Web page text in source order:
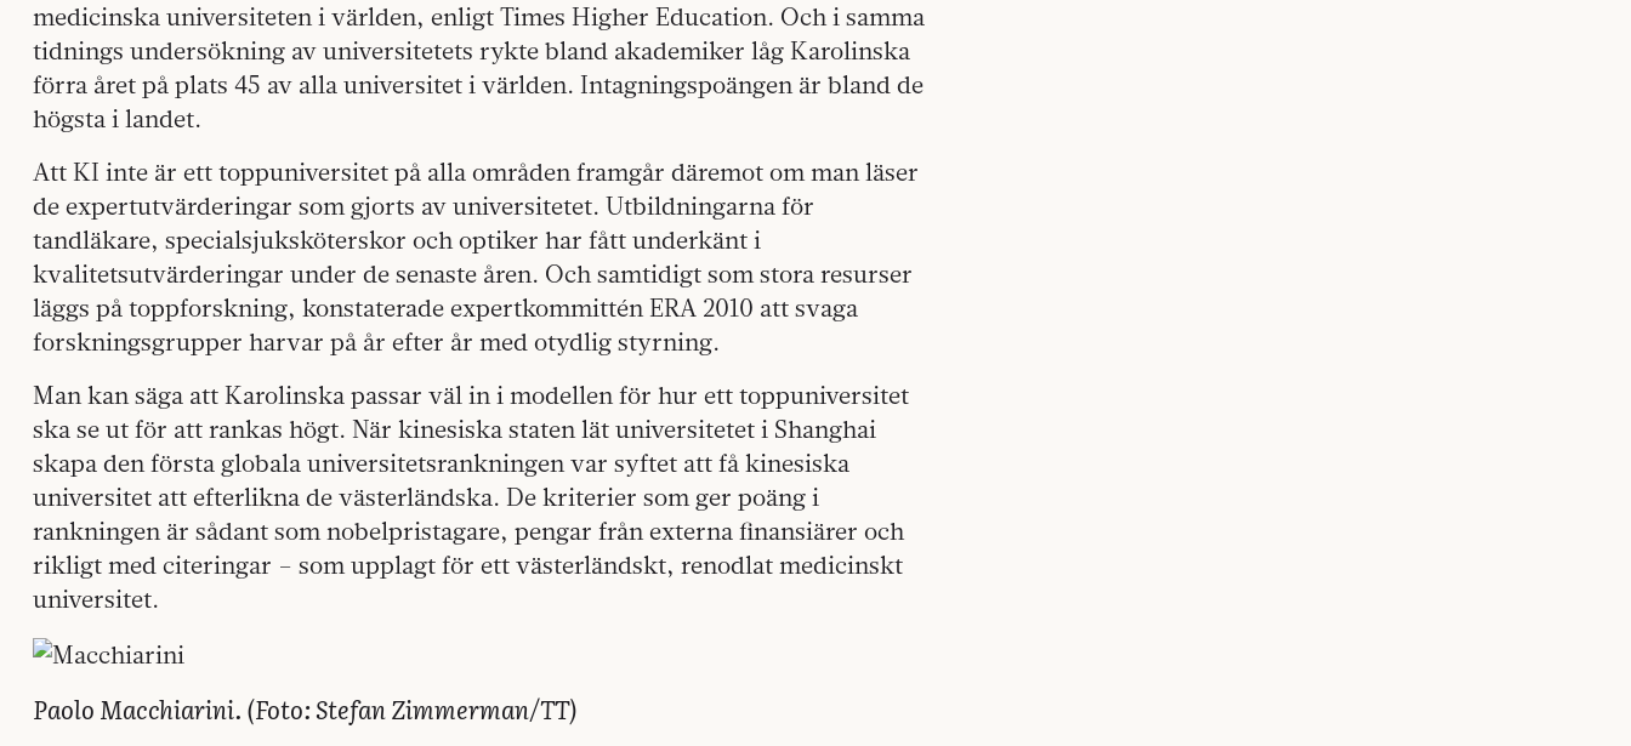
medicinska universiteten i världen, enligt Times Higher Education. Och i samma
tidnings undersökning av universitetets rykte bland akademiker låg Karolinska
förra året på plats 45 av alla universitet i världen. Intagningspoängen är bland de
högsta i landet.
Att KI inte är ett toppuniversitet på alla områden framgår däremot om man läser
de expertutvärderingar som gjorts av universitetet. Utbildningarna för
tandläkare, specialsjuksköterskor och optiker har fått underkänt i
kvalitetsutvärderingar under de senaste åren. Och samtidigt som stora resurser
läggs på toppforskning, konstaterade expertkommittén ERA 2010 att svaga
forskningsgrupper harvar på år efter år med otydlig styrning.
Man kan säga att Karolinska passar väl in i modellen för hur ett toppuniversitet
ska se ut för att rankas högt. När kinesiska staten lät universitetet i Shanghai
skapa den första globala universitetsrankningen var syftet att få kinesiska
universitet att efterlikna de västerländska. De kriterier som ger poäng i
rankningen är sådant som nobelpristagare, pengar från externa finansiärer och
rikligt med citeringar – som upplagt för ett västerländskt, renodlat medicinskt
universitet.
Paolo Macchiarini. (Foto:Stefan Zimmerman/TT)